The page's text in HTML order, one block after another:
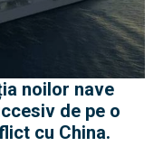
noilor nave
de pe o
cu China.